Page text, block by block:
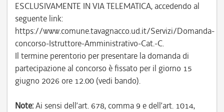
ESCLUSIVAMENTE IN VIA TELEMATICA, accedendo al
seguente link:
https://www.comune.tavagnacco.ud.it/Servizi/Domanda-
concorso-Istruttore-Amministrativo-Cat.-C.
Il termine perentorio per presentare la domanda di
partecipazione al concorso è fissato per il giorno 15
giugno 2026 ore 12.00 (vedi bando).
Note:Ai sensi dell’art. 678, comma 9 e dell’art. 1014,